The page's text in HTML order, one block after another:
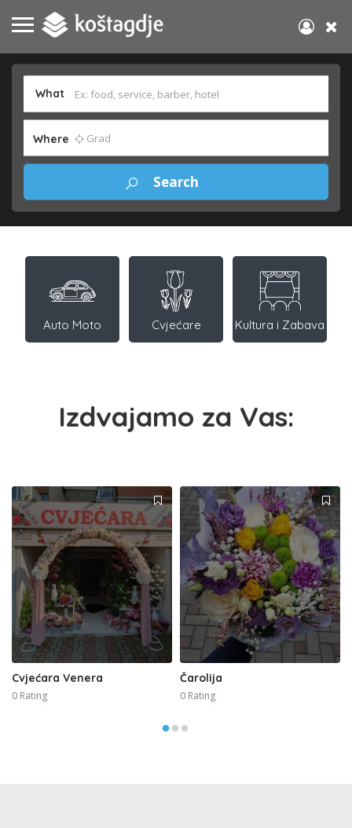
What
Where
Auto Moto Cvjećare Kultura i Zabava
Izdvajamo za Vas:
Cvjećara Venera
0 Rating
Čarolija
0 Rating